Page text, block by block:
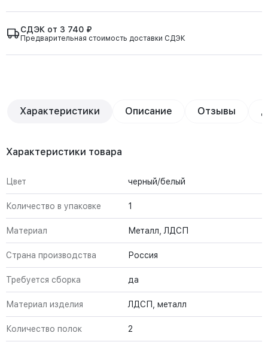
СДЭК от 3 740 ₽
Предварительная стоимость доставки СДЭК
Характеристики Описание Отзывы
Характеристики товара
Цвет черный/белый
Количество в упаковке 1
Материал Металл, ЛДСП
Страна производства Россия
Требуется сборка да
Материал изделия ЛДСП, металл
Количество полок 2